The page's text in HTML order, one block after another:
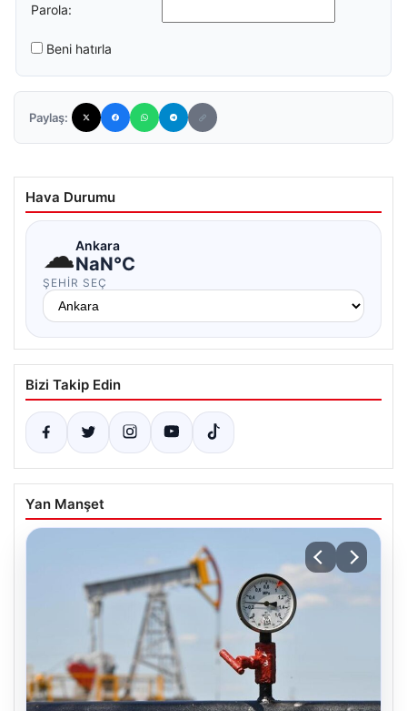
Parola:
Beni hatırla
Paylaş:
Hava Durumu
☁Ankara
NaN°C
ŞEHIR SEÇ
Bizi Takip Edin
Yan Manşet